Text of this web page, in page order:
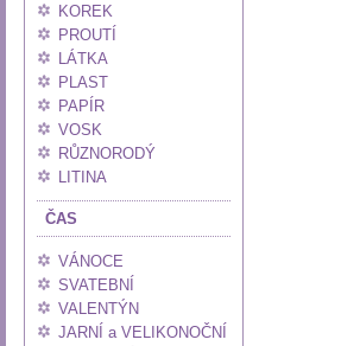
KOREK
PROUTÍ
LÁTKA
PLAST
PAPÍR
VOSK
RŮZNORODÝ
LITINA
ČAS
VÁNOCE
SVATEBNÍ
VALENTÝN
JARNÍ a VELIKONOČNÍ